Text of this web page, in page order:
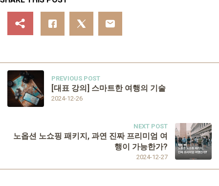
PREVIOUS POST
2024-12-26
[대표 강의] 스마트한 여행의 기술
NEXT POST
2024-12-27
노옵션 노쇼핑 패키지, 과연 진짜 프리미엄 여
행이 가능한가?